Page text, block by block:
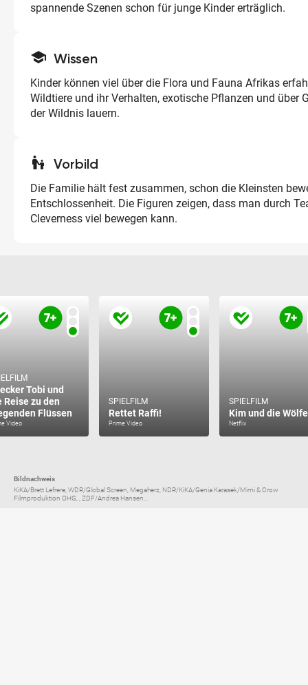
spannende Szenen schon für junge Kinder erträglich.
school Wissen
Kinder können viel über die Flora und Fauna Afrikas
Wildtiere und ihr Verhalten, exotische Pflanzen und über
der Wildnis lauern.
escalator_warning Vorbild
Die Familie hält fest zusammen, schon die Kleinsten
Entschlossenheit. Die Figuren zeigen, dass man durch
Cleverness viel bewegen kann.
Tobi und
Reise zu den
Flüssen
Video
SPIELFILM
Rettet Raffi!
Prime Video
SPIELFILM
Kim und die Wölfe
Netflix
Bildnachweis
KiKA/Brett Lefrere, WDR/Global Screen, Megaherz, NDR/KiKA/Genia Karasek/Mimi & Crow
Filmproduktion OHG, , ZDF/Andrea Hansen...